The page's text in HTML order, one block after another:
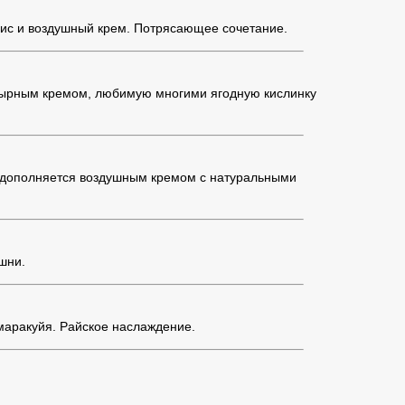
и воздушный крем. Потрясающее сочетание.
кремом, любимую многими ягодную кислинку
воздушным кремом с натуральными
Райское наслаждение.